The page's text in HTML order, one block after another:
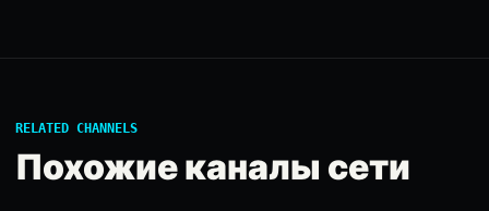
RELATED CHANNELS
Похожие каналы сети